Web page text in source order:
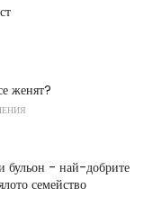
женят?
бульон - най-добрите
семейство